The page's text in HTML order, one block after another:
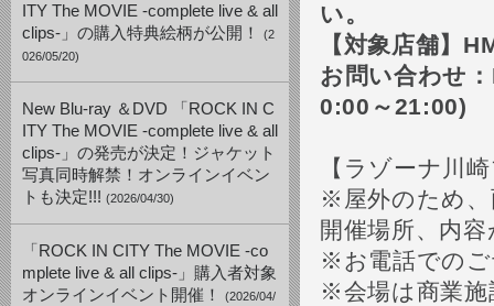
ITY The MOVIE -complete live & all
clips-」の購入特典絵柄が公開！
(2
026/05/20)
New Blu-ray ＆DVD 「ROCK IN C
ITY The MOVIE -complete live & all
clips-」の発売が決定！ジャケット
写真同時解禁！オンラインイベン
トも決定!!! (2026/04/30)
「ROCK IN CITY The MOVIE -co
mplete live & all clips-」購入者対象
オンラインイベント開催！
(2026/04/
い。
【対象店舗】
お問い合わせ：
0:00 ～21:00)
【ラゾーナ川
※屋外のため、
開催場所、内
※お電話での
※会場は商業施